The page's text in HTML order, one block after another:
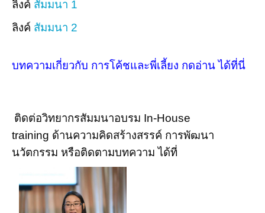
ลิงค์ สัมมนา 1
ลิงค์ สัมมนา 2
บทความเกี่ยวกับ การโค้ชและพี่เลี้ยง กดอ่าน ได้ที่นี่
ติดต่อวิทยากรสัมมนาอบรม In-House
training ด้านความคิดสร้างสรรค์ การพัฒนา
นวัตกรรม หรือติดตามบทความ ได้ที่